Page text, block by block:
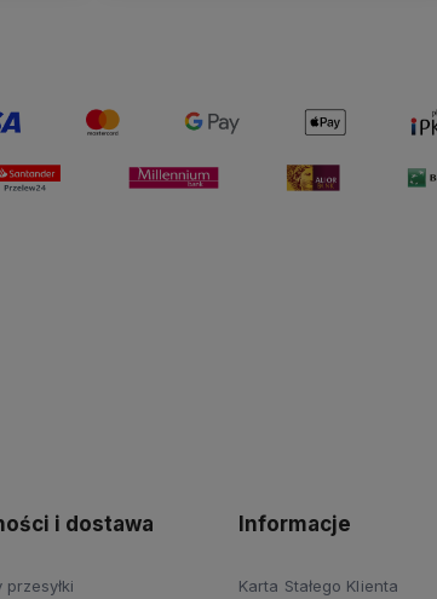
i dostawa
przesyłki
Informacje
Karta Stałego Klienta